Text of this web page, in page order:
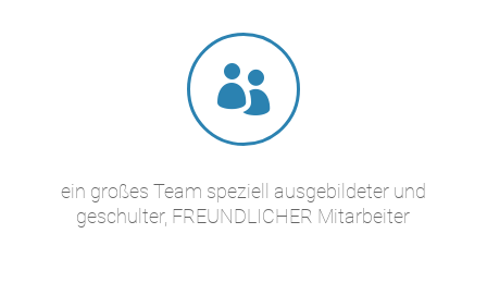

ein großes Team speziell ausgebildeter und
geschulter, FREUNDLICHER Mitarbeiter